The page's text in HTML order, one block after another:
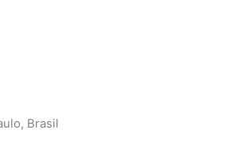
Brasil